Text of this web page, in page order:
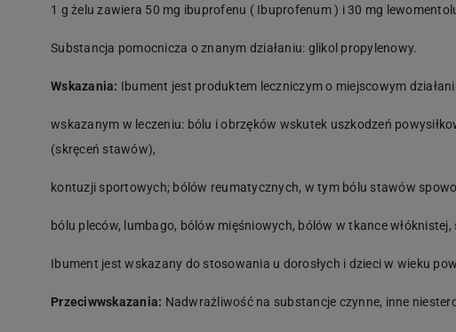
1 g żelu zawiera 50 mg ibuprofenu ( Ibuprofenum) i 30 mg
Substancja pomocnicza o znanym działaniu: glikol propylenowy.
Wskazania: Ibument jest produktem leczniczym o miejscowym
wskazanym w leczeniu: bólu i obrzęków wskutek uszkodzeń
(skręceń stawów),
kontuzji sportowych; bólów reumatycznych, w tym bólu stawów
bólu pleców, lumbago, bólów mięśniowych, bólów w tkance włóknistej,
Ibument jest wskazany do stosowania u dorosłych i dzieci w wieku
Przeciwwskazania: Nadwrażliwość na substancje czynne, inne